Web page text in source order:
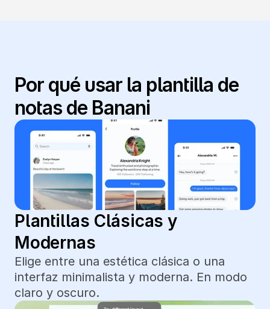
Por qué usar la plantilla de
notas de Banani
Plantillas Clásicas y
Modernas
Elige entre una estética clásica o una
interfaz minimalista y moderna. En modo
claro y oscuro.